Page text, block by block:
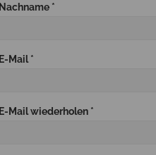
Nachname *
E-Mail *
E-Mail wiederholen *